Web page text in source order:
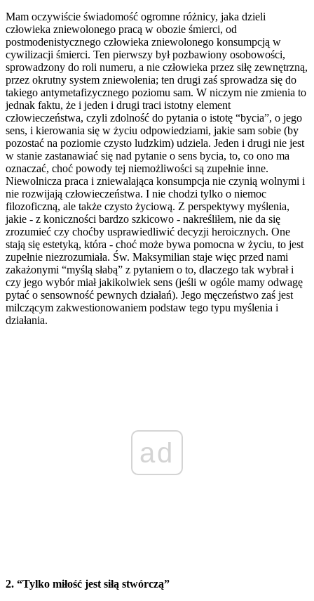
Mam oczywiście świadomość ogromne różnicy, jaka dzieli
człowieka zniewolonego pracą w obozie śmierci, od
postmodenistycznego człowieka zniewolonego konsumpcją w
cywilizacji śmierci. Ten pierwszy był pozbawiony osobowości,
sprowadzony do roli numeru, a nie człowieka przez siłę zewnętrzną,
przez okrutny system zniewolenia; ten drugi zaś sprowadza się do
takiego antymetafizycznego poziomu sam. W niczym nie zmienia to
jednak faktu, że i jeden i drugi traci istotny element
człowieczeństwa, czyli zdolność do pytania o istotę “bycia”, o jego
sens, i kierowania się w życiu odpowiedziami, jakie sam sobie (by
pozostać na poziomie czysto ludzkim) udziela. Jeden i drugi nie jest
w stanie zastanawiać się nad pytanie o sens bycia, to, co ono ma
oznaczać, choć powody tej niemożliwości są zupełnie inne.
Niewolnicza praca i zniewalająca konsumpcja nie czynią wolnymi i
nie rozwijają człowieczeństwa. I nie chodzi tylko o niemoc
filozoficzną, ale także czysto życiową. Z perspektywy myślenia,
jakie - z koniczności bardzo szkicowo - nakreśliłem, nie da się
zrozumieć czy choćby usprawiedliwić decyzji heroicznych. One
stają się estetyką, która - choć może bywa pomocna w życiu, to jest
zupełnie niezrozumiała. Św. Maksymilian staje więc przed nami
zakażonymi “myślą słabą” z pytaniem o to, dlaczego tak wybrał i
czy jego wybór miał jakikolwiek sens (jeśli w ogóle mamy odwagę
pytać o sensowność pewnych działań). Jego męczeństwo zaś jest
milczącym zakwestionowaniem podstaw tego typu myślenia i
działania.
ad
2. “Tylko miłość jest siłą stwórczą”